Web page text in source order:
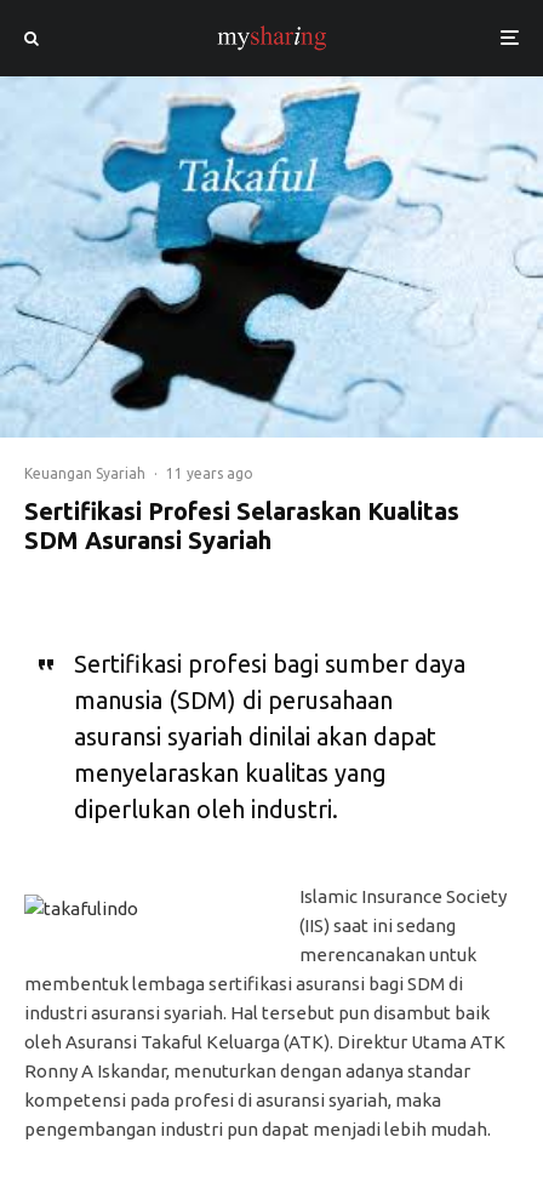
Keuangan Syariah · 11 years ago
Sertifikasi Profesi Selaraskan Kualitas
SDM Asuransi Syariah
Sertifikasi profesi bagi sumber daya
manusia (SDM) di perusahaan
asuransi syariah dinilai akan dapat
menyelaraskan kualitas yang
diperlukan oleh industri.
Islamic Insurance Society
(IIS) saat ini sedang
merencanakan untuk
membentuk lembaga sertifikasi asuransi bagi SDM di
industri asuransi syariah. Hal tersebut pun disambut baik
oleh Asuransi Takaful Keluarga (ATK). Direktur Utama ATK
Ronny A Iskandar, menuturkan dengan adanya standar
kompetensi pada profesi di asuransi syariah, maka
pengembangan industri pun dapat menjadi lebih mudah.